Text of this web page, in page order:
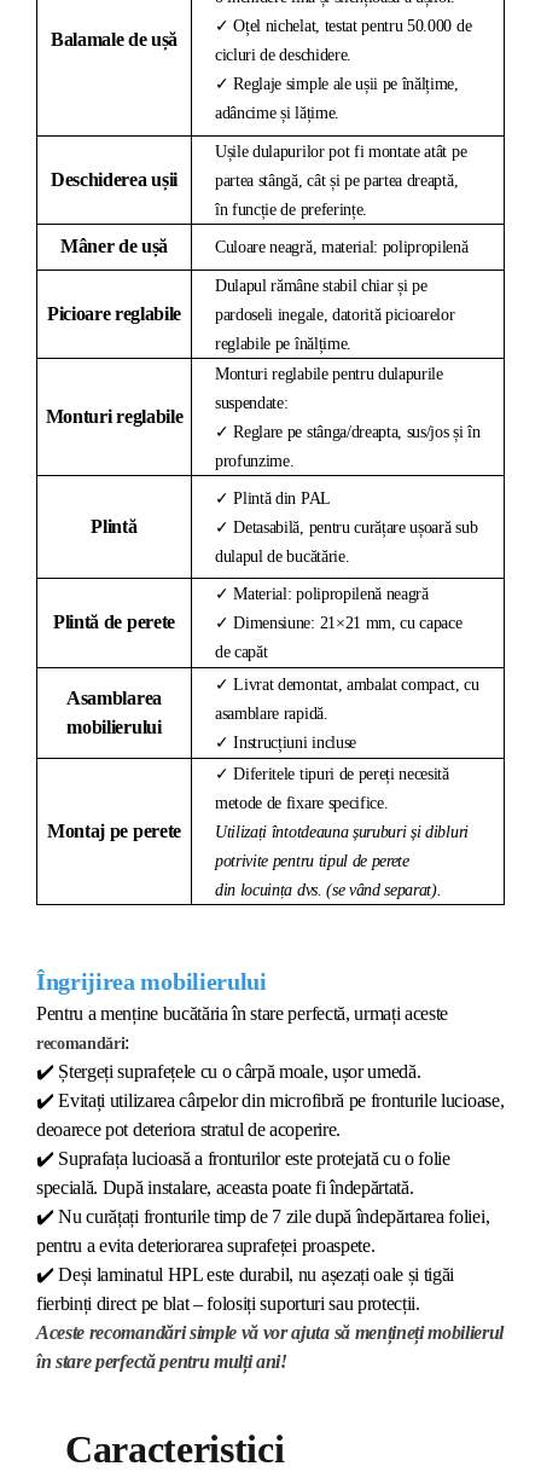
Balamale de ușă
✓ Oțel nichelat, testat pentru 50.000 de
cicluri de deschidere.
✓ Reglaje simple ale ușii pe înălțime,
adâncime și lățime.
Deschiderea ușii
Ușile dulapurilor pot fi montate atât pe
partea stângă, cât și pe partea dreaptă,
în funcție de preferințe.
Mâner de ușă Culoare neagră, material: polipropilenă
Picioare reglabile
Dulapul rămâne stabil chiar și pe
pardoseli inegale, datorită picioarelor
reglabile pe înălțime.
Monturi reglabile
Monturi reglabile pentru dulapurile
suspendate:
✓ Reglare pe stânga/dreapta, sus/jos și în
profunzime.
Plintă
✓ Plintă din PAL
✓ Detasabilă, pentru curățare ușoară sub
dulapul de bucătărie.
Plintă de perete
✓ Material: polipropilenă neagră
✓ Dimensiune: 21×21 mm, cu capace
de capăt
Asamblarea
mobilierului
✓ Livrat demontat, ambalat compact, cu
asamblare rapidă.
✓ Instrucțiuni incluse
Montaj pe perete
✓ Diferitele tipuri de pereți necesită
metode de fixare specifice.
Utilizați întotdeauna șuruburi și dibluri
potrivite pentru tipul de perete
din locuința dvs. (se vând separat).
Îngrijirea mobilierului
Pentru a menține bucătăria în stare perfectă, urmați aceste
recomandări:
✔️ Ștergeți suprafețele cu o cârpă moale, ușor umedă.
✔️ Evitați utilizarea cârpelor din microfibră pe fronturile lucioase,
deoarece pot deteriora stratul de acoperire.
✔️ Suprafața lucioasă a fronturilor este protejată cu o folie
specială. După instalare, aceasta poate fi îndepărtată.
✔️ Nu curățați fronturile timp de 7 zile după îndepărtarea foliei,
pentru a evita deteriorarea suprafeței proaspete.
✔️ Deși laminatul HPL este durabil, nu așezați oale și tigăi
fierbinți direct pe blat – folosiți suporturi sau protecții.
Aceste recomandări simple vă vor ajuta să mențineți mobilierul
în stare perfectă pentru mulți ani!
Caracteristici